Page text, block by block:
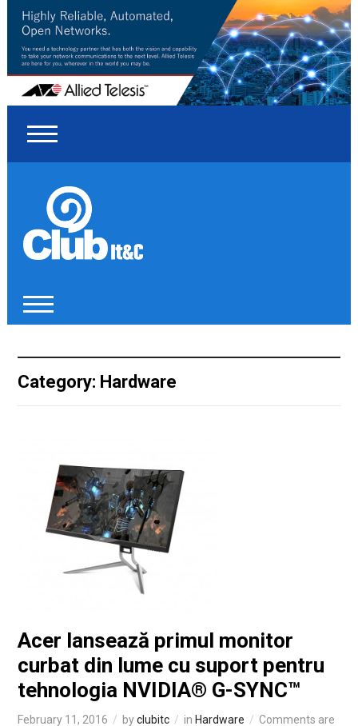
Category: Hardware
Acer lansează primul monitor
curbat din lume cu suport pentru
tehnologia NVIDIA® G-SYNC™
February 11, 2016 byclubitc in Hardware
Comments are